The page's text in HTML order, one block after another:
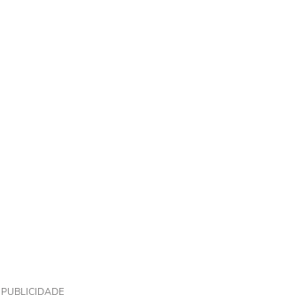
PUBLICIDADE